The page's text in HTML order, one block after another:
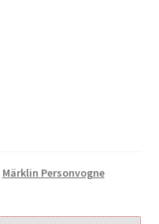
Märklin Personvogne